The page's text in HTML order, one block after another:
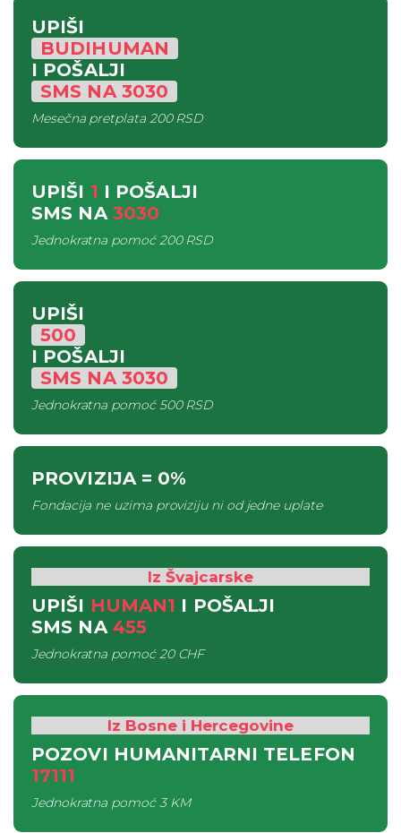
UPIŠI
BUDIHUMAN
I POŠALJI
SMS NA3030
Mesečna pretplata200 RSD
UPIŠI 1 I POŠALJI
SMS NA 3030
Jednokratna pomoć200 RSD
UPIŠI
500
I POŠALJI
SMS NA3030
Jednokratna pomoć500 RSD
PROVIZIJA= 0%
Fondacija ne uzima proviziju ni od jedne uplate
Iz Švajcarske
UPIŠI HUMAN1 I POŠALJI
SMS NA 455
Jednokratna pomoć20 CHF
Iz Bosne i Hercegovine
POZOVI HUMANITARNI TELEFON
17111
Jednokratna pomoć3 KM